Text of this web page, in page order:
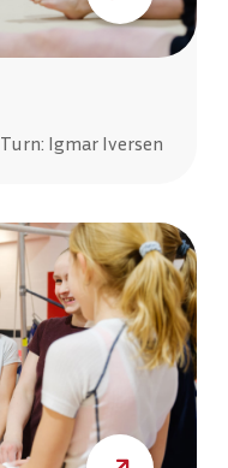
Igmar Iversen